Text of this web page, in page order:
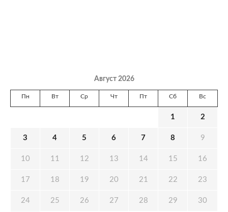
Август 2026
Пн Вт Ср Чт Пт Сб Вс
1 2
3 4 5 6 7 8 9
10 11 12 13 14 15 16
17 18 19 20 21 22 23
24 25 26 27 28 29 30